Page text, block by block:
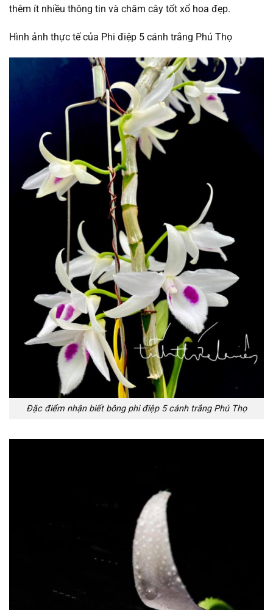
thêm ít nhiều thông tin và chăm cây tốt xổ hoa đẹp.
Hình ảnh thực tế của Phi điệp 5 cánh trắng Phú Thọ
Đặc điểm nhận biết bông phi điệp 5 cánh trắng Phú Thọ